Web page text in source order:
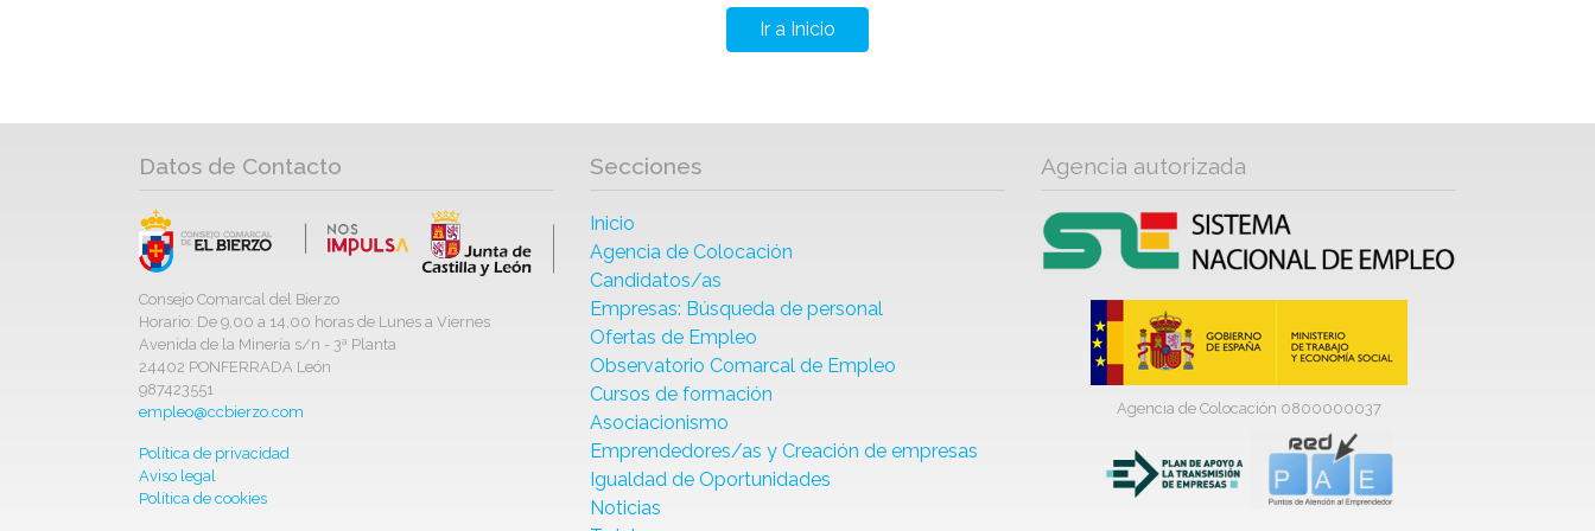
Ir a Inicio
Datos de Contacto
Consejo Comarcal del Bierzo
Horario: De 9,00 a 14,00 horas de Lunes a Viernes
Avenida de la Minería s/n - 3ª Planta
24402 PONFERRADA León
987423551
empleo@ccbierzo.com
Política de privacidad
Aviso legal
Política de cookies
Secciones
Inicio
Agencia de Colocación
Candidatos/as
Empresas: Búsqueda de personal
Ofertas de Empleo
Observatorio Comarcal de Empleo
Cursos de formación
Asociacionismo
Emprendedores/as y Creación de empresas
Igualdad de Oportunidades
Noticias
Agencia autorizada
Agencia de Colocación 0800000037